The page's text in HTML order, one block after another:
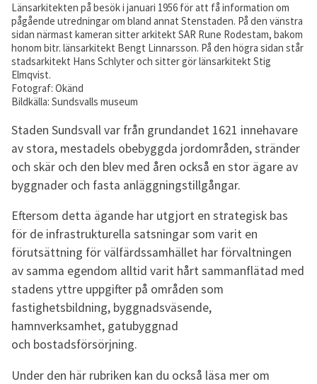
Länsarkitekten på besök i januari 1956 för att få information om
pågående utredningar om bland annat Stenstaden. På den vänstra
sidan närmast kameran sitter arkitekt SAR Rune Rodestam, bakom
honom bitr. länsarkitekt Bengt Linnarsson. På den högra sidan står
stadsarkitekt Hans Schlyter och sitter gör länsarkitekt Stig
Elmqvist.
Fotograf: Okänd
Bildkälla: Sundsvalls museum
Staden Sundsvall var från grundandet 1621 innehavare
av stora, mestadels obebyggda jordområden, stränder
och skär och den blev med åren också en stor ägare av
byggnader och fasta anläggningstillgångar.
Eftersom detta ägande har utgjort en strategisk bas
för de infrastrukturella satsningar som varit en
förutsättning för välfärdssamhället har förvaltningen
av samma egendom alltid varit hårt sammanflätad med
stadens yttre uppgifter på områden som
fastighetsbildning, byggnadsväsende,
hamnverksamhet, gatubyggnad
och bostadsförsörjning.
Under den här rubriken kan du också läsa mer om